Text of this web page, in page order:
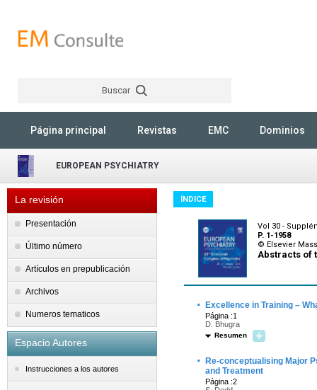
Buscar
Página principal Revistas EMC Dominios
EUROPEAN PSYCHIATRY
La revisión
Presentación
Último número
Artículos en prepublicación
Archivos
Numeros tematicos
Espacio Autores
Instrucciones a los autores
ÍNDICE
Vol 30 -
P. 1-1958
© Elsevier
Abstracts of
· Excellence in Training –
Página :1
D. Bhugra
Resumen
·
Re-conceptualising Major
and Treatment
Página :2